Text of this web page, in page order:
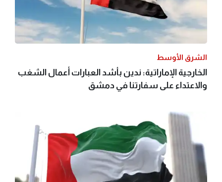
الشرق الأوسط
الخارجية الإماراتية: ندين بأشد العبارات أعمال الشغب
والاعتداء على سفارتنا في دمشق